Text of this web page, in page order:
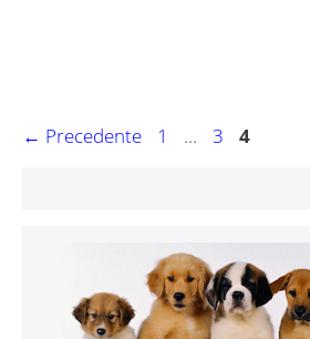
Navigazione
← Precedente Pagina
1 … Pagina
3 Pagina
4